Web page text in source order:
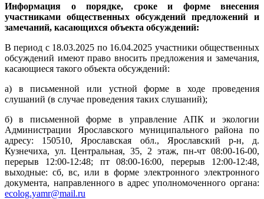
Информация о порядке, сроке и форме внесения
участниками общественных обсуждений предложений и
замечаний, касающихся объекта обсуждений:
В период с 18.03.2025 по 16.04.2025 участники общественных
обсуждений имеют право вносить предложения и замечания,
касающиеся такого объекта обсуждений:
а) в письменной или устной форме в ходе проведения
слушаний (в случае проведения таких слушаний);
б) в письменной форме в управление АПК и экологии
Администрации Ярославского муниципального района по
адресу: 150510, Ярославская обл., Ярославский р-н, д.
Кузнечиха, ул. Центральная, 35, 2 этаж, пн-чт 08:00-16-00,
перерыв 12:00-12:48; пт 08:00-16:00, перерыв 12:00-12:48,
выходные: сб, вс, или в форме электронного электронного
документа, направленного в адрес уполномоченного органа:
ecolog.yamr@mail.ru